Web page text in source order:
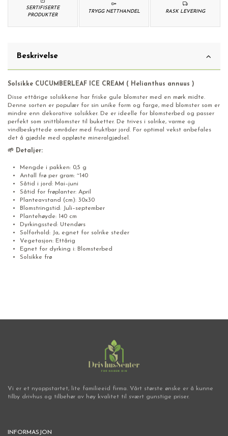
RASK LEVERING
TRYGG NETTHANDEL
SERTIFISERTE
PRODUKTER
Beskrivelse
Solsikke CUCUMBERLEAF ICE CREAM ( Helianthus annuus )
Disse ettårige solsikkene har friske gule blomster med en mørk midte.
Denne sorten er populær for sin unike form og farge, med blomster som er
mindre enn dekorative solsikker. De er ideelle for blomsterbed og passer
perfekt som snittblomster til buketter. De trives i solrike, varme og
vindbeskyttede områder med fruktbar jord. For optimal vekst anbefales
det å gjødsle med oppløste mineralgjødsel.
🌱 Detaljer:
Mengde i pakken: 0,5 g
Antall frø per gram: ~140
Såtid i jord: Mai–juni
Såtid for frøplanter: April
Planteavstand (cm): 30x30
Blomstringstid: Juli–september
Plantehøyde: 140 cm
Dyrkingssted: Utendørs
Solforhold: Ja, egnet for solrike steder
Vegetasjon: Ettårig
Egnet for dyrking i: Blomsterbed
Solsikke frø
Vi er et nyoppstartet, lite familieeid firma. Vårt største ønske er å kunne
tilby drivhus og tilbehør av høy kvalitet til svært gunstige priser.
INFORMASJON